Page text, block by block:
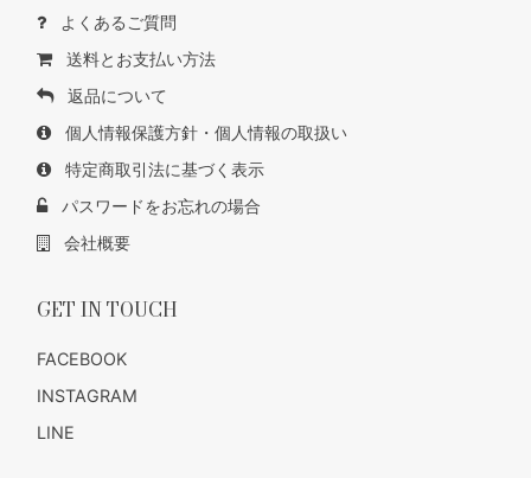
よくあるご質問
送料とお支払い方法
返品について
個人情報保護方針・個人情報の取扱い
特定商取引法に基づく表示
パスワードをお忘れの場合
会社概要
GET IN TOUCH
FACEBOOK
INSTAGRAM
LINE